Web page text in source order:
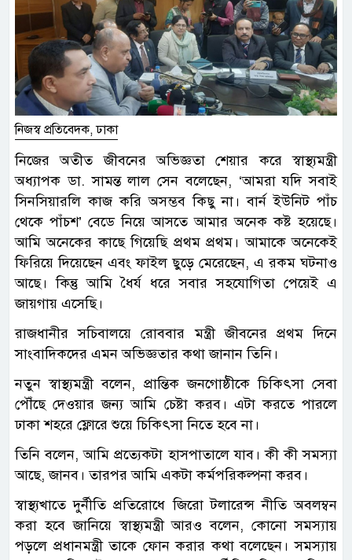
নিজস্ব প্রতিবেদক, ঢাকা
নিজের অতীত জীবনের অভিজ্ঞতা শেয়ার করে স্বাস্থ্যমন্ত্রী
অধ্যাপক ডা. সামন্ত লাল সেন বলেছেন, ‘আমরা যদি সবাই
সিনসিয়ারলি কাজ করি অসম্ভব কিছু না। বার্ন ইউনিট পাঁচ
থেকে পাঁচশ’ বেডে নিয়ে আসতে আমার অনেক কষ্ট হয়েছে।
আমি অনেকের কাছে গিয়েছি প্রথম প্রথম। আমাকে অনেকেই
ফিরিয়ে দিয়েছেন এবং ফাইল ছুড়ে মেরেছেন, এ রকম ঘটনাও
আছে। কিন্তু আমি ধৈর্য ধরে সবার সহযোগিতা পেয়েই এ
জায়গায় এসেছি।
রাজধানীর সচিবালয়ে রোববার মন্ত্রী জীবনের প্রথম দিনে
সাংবাদিকদের এমন অভিজ্ঞতার কথা জানান তিনি।
নতুন স্বাস্থ্যমন্ত্রী বলেন, প্রান্তিক জনগোষ্ঠীকে চিকিৎসা সেবা
পৌঁছে দেওয়ার জন্য আমি চেষ্টা করব। এটা করতে পারলে
ঢাকা শহরে ফ্লোরে শুয়ে চিকিৎসা নিতে হবে না।
তিনি বলেন, আমি প্রত্যেকটা হাসপাতালে যাব। কী কী সমস্যা
আছে, জানব। তারপর আমি একটা কর্মপরিকল্পনা করব।
স্বাস্থ্যখাতে দুর্নীতি প্রতিরোধে জিরো টলারেন্স নীতি অবলম্বন
করা হবে জানিয়ে স্বাস্থ্যমন্ত্রী আরও বলেন, কোনো সমস্যায়
পড়লে প্রধানমন্ত্রী তাকে ফোন করার কথা বলেছেন। সমস্যায়